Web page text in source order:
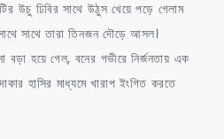
উচু ঢিবির সাথে উঠুস খেয়ে পড়ে গেলাম
সাথে তারা তিনজন দৌড়ে আসল।
বড়া হয়ে গেল, বনের গভীরে নির্জনতায় এক
হাসির মাধ্যমে খারাপ ইংগিত করতে